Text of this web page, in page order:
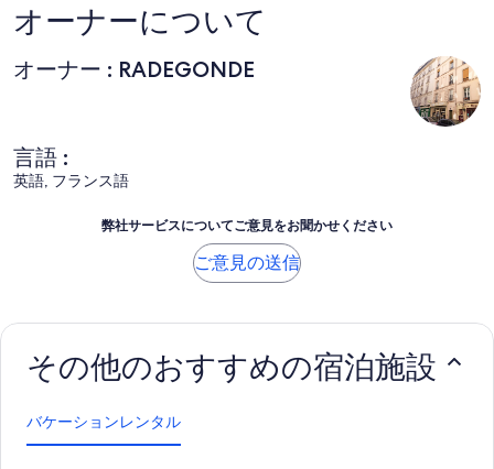
オーナーについて
オーナー : RADEGONDE
言語 :
英語, フランス語
弊社サービスについてご意見をお聞かせください
ご意見の送信
その他のおすすめの宿泊施設
バケーションレンタル